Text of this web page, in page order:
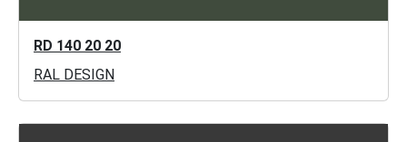
RD 140 20 20
RAL DESIGN